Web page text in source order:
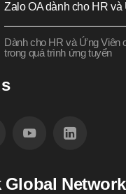
Zalo OA dành cho HR và
Dành cho HR và Ứng Viên
trong quá trình ứng tuyển
Global Network